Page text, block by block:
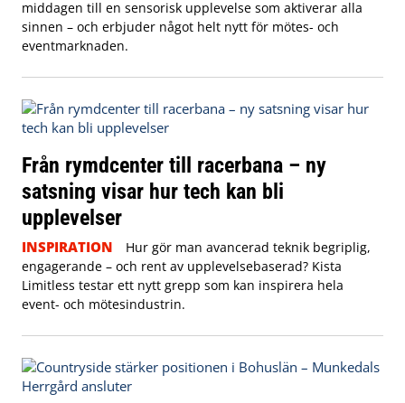
middagen till en sensorisk upplevelse som aktiverar alla
sinnen – och erbjuder något helt nytt för mötes- och
eventmarknaden.
Från rymdcenter till racerbana – ny
satsning visar hur tech kan bli
upplevelser
INSPIRATION
Hur gör man avancerad teknik begriplig,
engagerande – och rent av upplevelsebaserad? Kista
Limitless testar ett nytt grepp som kan inspirera hela
event- och mötesindustrin.